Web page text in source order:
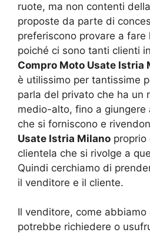
ruote, ma non contenti
proposte da parte di
preferiscono provare a
poiché ci sono tanti clienti
Compro Moto Usate Istria
è utilissimo per tantissime
parla del privato che ha un
medio-alto, fino a giungere
che si forniscono e
Usate Istria Milano proprio
clientela che si rivolge a
Quindi cerchiamo di
il venditore e il cliente.
Il venditore, come abbiamo
potrebbe richiedere o